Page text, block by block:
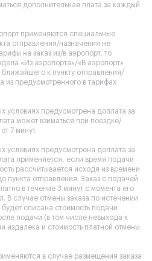
дополнительная плата за каждый
применяются специальные
отправления/назначения не
на заказ из/в аэропорт, то
«Из аэропорта»/«В аэропорт»
к пункту отправления/
из предусмотренного в тарифах
условиях предусмотрена доплата за
может взиматься при поездке/
7 минут.
условиях предусмотрена доплата за
применяется, если время подачи
рассчитывается исходя из времени
пункта отправления. Заказ с подачей
в течение 3 минут с момента его
В случае отмены заказа по истечении
списана стоимость подачи
подачи (в том числе невыхода к
издалека и стоимость платной отмены
в случае размещения заказа